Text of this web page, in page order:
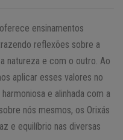
ensinamentos
reflexões sobre a
natureza e com o outro. Ao
aplicar esses valores no
e alinhada com a
nós mesmos, os Orixás
e equilíbrio nas diversas